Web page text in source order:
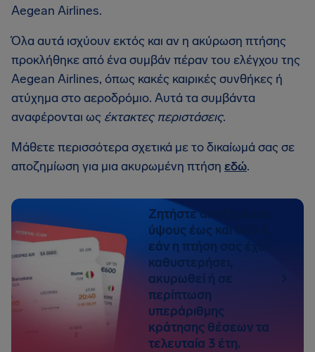
Aegean Airlines.
Όλα αυτά ισχύουν εκτός και αν η ακύρωση πτήσης
προκλήθηκε από ένα συμβάν πέραν του ελέγχου της
Aegean Airlines, όπως κακές καιρικές συνθήκες ή
ατύχημα στο αεροδρόμιο. Αυτά τα συμβάντα
αναφέρονται ως έκτακτες περιστάσεις.
Μάθετε περισσότερα σχετικά με το δικαίωμά σας σε
αποζημίωση για μια ακυρωμένη πτήση εδώ.
Ζητήστε αποζημίωση
ύψους έως και 600 €,
εάν η πτήση σας έχει
καθυστερήσει,
ακυρωθεί ή σε
περίπτωση
υπεράριθμης
κράτησης θέσεων τα
τελευταία 3 έτη.